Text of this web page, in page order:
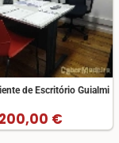
de Escritório Guialmi
200,00 €